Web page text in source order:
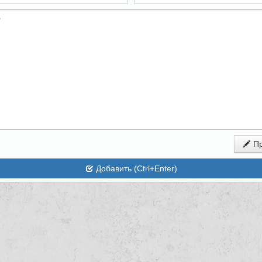
Добавить (Ctrl+Enter)